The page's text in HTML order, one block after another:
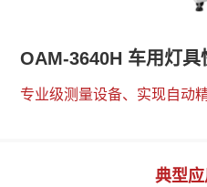
OAM-3640H 车用灯
专业级测量设备、实现自动
典型